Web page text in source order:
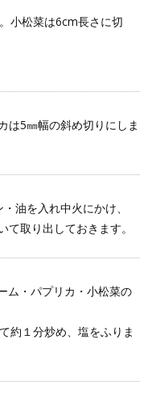
小松菜は6cm長さに切
は5㎜幅の斜め切りにしま
油を入れ中火にかけ、
取り出しておきます。
ム・パプリカ・小松菜の
約１分炒め、塩をふりま